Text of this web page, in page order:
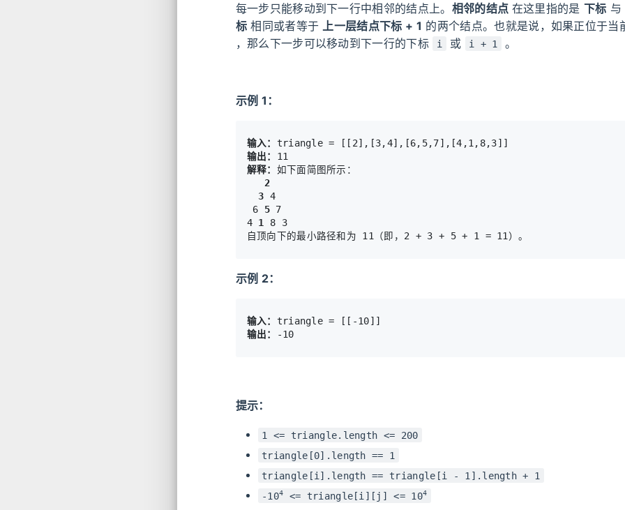
每一步只能移动到下一行中相邻的结点上。 相邻的结点 在这里指的是 下标 与
标相同或者等于 上一层结点下标 + 1 的两个结点。也就是说，如果正位于
，那么下一步可以移动到下一行的下标
i 或 i + 1 。
示例 1：
输入：
输出：
解释： 如下面简图所示：
2
3 4
6 5 7
4 1
8 3
示例 2：
输入：
输出：
提示：
1 <= triangle.length <= 200
triangle[0].length == 1
triangle[i].length == triangle[i - 1].length + 1
-104 <= triangle[i][j] <= 104